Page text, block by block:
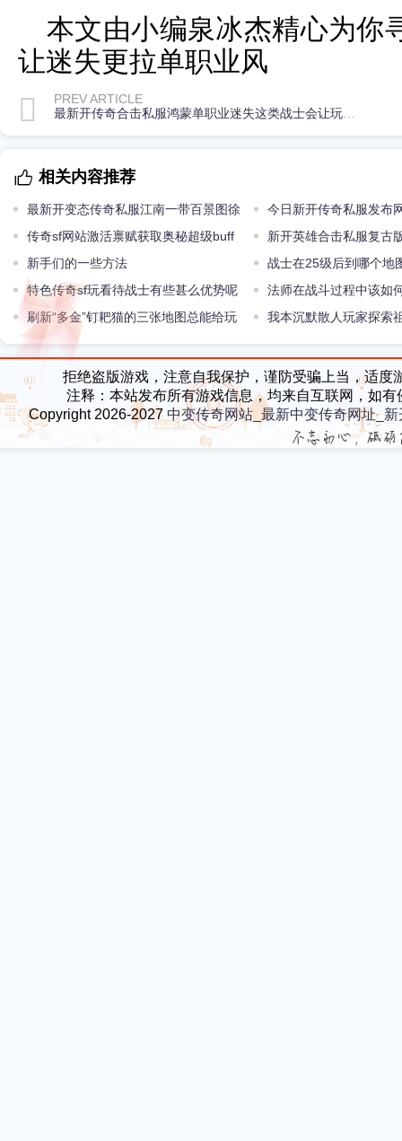
本文由小编泉冰杰精心为你
让迷失更拉单职业风
PREV ARTICLE
相关内容推荐
最新开变态传奇私服江南一带百景图徐
祯卿瑰宝怎样搭配 玄阶住民
今日新开传奇私服发布
的最高端装备有哪些
传奇sf网站激活禀赋获取奥秘超级buff
新开英雄合击私服复古
到达100点邪术值吗
新手们的一些方法
战士在25级后到哪个地
特色传奇sf玩看待战士有些甚么优势呢
法师在战斗过程中该如
刷新“多金”钉耙猫的三张地图总能给玩
家意外之喜
我本沉默散人玩家探索
步祖玛寺庙三层
拒绝盗版游戏，注意自我保护，谨防受骗上当，适
注释：本站发布所有游戏信息，均来自互联网，如
Copyright 2026-2027 中变传奇网站_最新中变传奇网址_